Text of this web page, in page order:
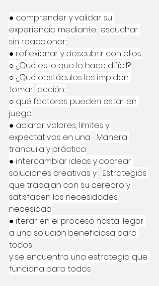
● comprender y validar su
experiencia mediante escuchar
sin reaccionar;
● reflexionar y descubrir con ellos
○ ¿Qué es lo que lo hace difícil?
○ ¿Qué obstáculos les impiden
tomar acción;
○ qué factores pueden estar en
juego
● aclarar valores, límites y
expectativas en una
Manera
tranquila y práctica
● intercambiar ideas y cocrear
soluciones creativas y Estrategias
que trabajan con su cerebro y
satisfacen las necesidades
necesidad
● iterar en el proceso hasta llegar
a una solución beneficiosa para
todos
y se encuentra una estrategia que
funciona para todos